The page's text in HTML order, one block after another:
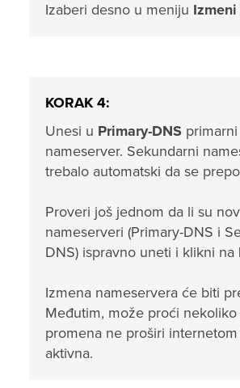
Izaberi desno u meniju Izmeni
KORAK 4:
Unesi u Primary-DNS primarni
nameserver. Sekundarni
trebalo automatski da se
Proveri još jednom da li su
nameserveri (Primary-DNS i
DNS) ispravno uneti i klikni na
Izmena nameservera će biti
Međutim, može proći
promena ne proširi
aktivna.